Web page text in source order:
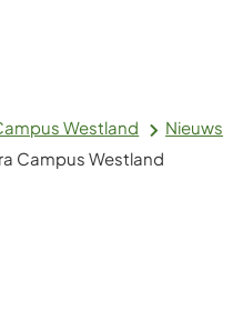
Westland
Nieuws
Campus Westland